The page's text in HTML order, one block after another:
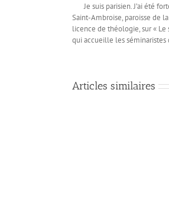
Je suis parisien. J’ai été
Saint-Ambroise, paroisse de
licence de théologie, sur « Le
qui accueille les séminaristes
Articles similaires